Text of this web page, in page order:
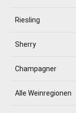
Riesling
Sherry
Champagner
Alle Weinregionen